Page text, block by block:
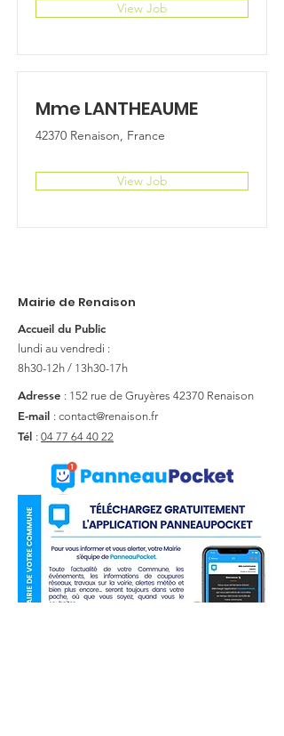
View Job
Mme LANTHEAUME
42370 Renaison, France
View Job
Mairie de Renaison
Accueil du Public
lundi au vendredi :
8h30-12h / 13h30-17h
Adresse : 152 rue de Gruyères 42370 Renaison
E-mail : contact@renaison.fr
Tél : 04 77 64 40 22